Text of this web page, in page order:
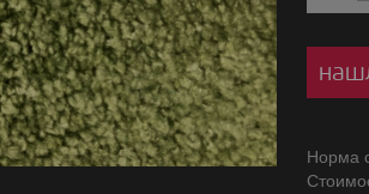
Норма